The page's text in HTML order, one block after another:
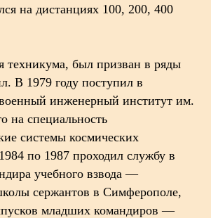
на дистанциях 100, 200, 400
техникума, был призван в ряды
В 1979 году поступил в
инженерный институт им.
специальность
системы космических
по 1987 проходил службу в
учебного взвода —
сержантов в Симферополе,
младших командиров —